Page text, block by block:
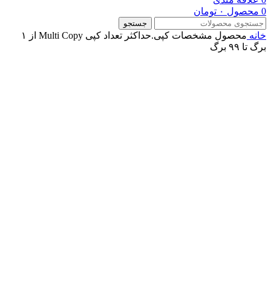
0 محصول ۰ تومان
جستجو
خانه محصول مشخصات کپی.حداکثر تعداد کپی Multi Copy
از ۱
برگ تا ۹۹ برگ